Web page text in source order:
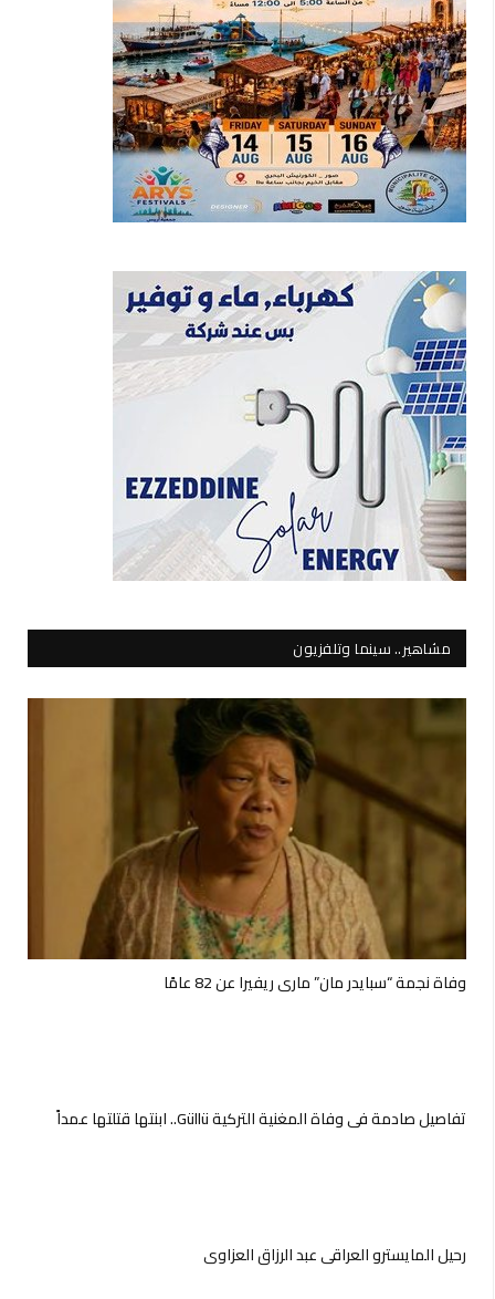
مشاهير.. سينما وتلفزيون
وفاة نجمة “سبايدر مان” ماري ريفيرا عن 82 عامًا
تفاصيل صادمة في وفاة المغنية التركية Güllü.. ابنتها قتلتها عمداً
رحيل المايسترو العراقي عبد الرزاق العزاوي